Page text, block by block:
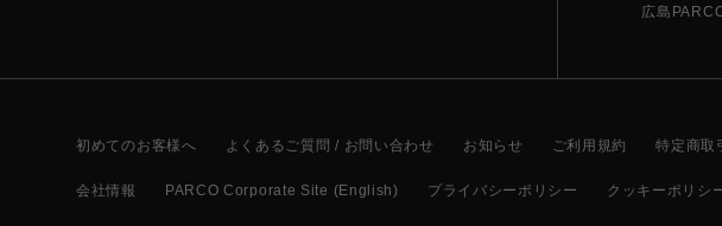
広島
初めてのお客様へ よくあるご質問 / お問い合わせ お知らせ ご利用規約 特定商取
会社情報 PARCO Corporate Site (English) プライバシーポリシー クッキーポリシ